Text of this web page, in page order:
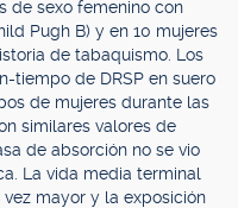
de sexo femenino con
Pugh B) y en 10 mujeres
de tabaquismo. Los
tiempo de DRSP en suero
de mujeres durante las
similares valores de
de absorción no se vio
La vida media terminal
mayor y la exposición